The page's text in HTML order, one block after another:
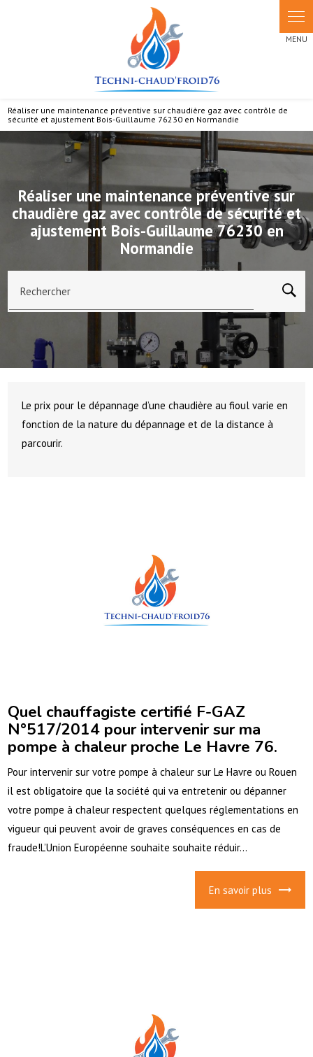
Réaliser une maintenance préventive sur chaudière gaz avec contrôle de
sécurité et ajustement Bois-Guillaume 76230 en Normandie
Réaliser une maintenance préventive sur
chaudière gaz avec contrôle de sécurité et
ajustement Bois-Guillaume 76230 en
Normandie
Rechercher
Le prix pour le dépannage d’une chaudière au fioul varie en
fonction de la nature du dépannage et de la distance à
parcourir.
Quel chauffagiste certifié F-GAZ
N°517/2014 pour intervenir sur ma
pompe à chaleur proche Le Havre 76.
Pour intervenir sur votre pompe à chaleur sur Le Havre ou Rouen
il est obligatoire que la société qui va entretenir ou dépanner
votre pompe à chaleur respectent quelques réglementations en
vigueur qui peuvent avoir de graves conséquences en cas de
fraude!L’Union Européenne souhaite souhaite réduir...
En savoir plus